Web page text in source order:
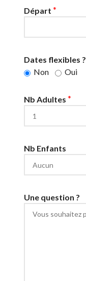
Départ *
Dates flexibles ?
Non
Oui
Nb Adultes *
Nb Enfants
Une question ?